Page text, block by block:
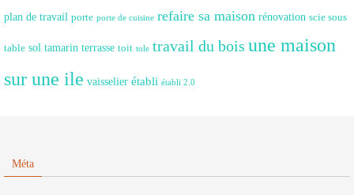
plan de travail porte porte de cuisine refaire sa maison rénovation scie sous
table sol tamarin terrasse toit tole travail du bois une maison
sur une ile vaisselier établi établi 2.0
Méta